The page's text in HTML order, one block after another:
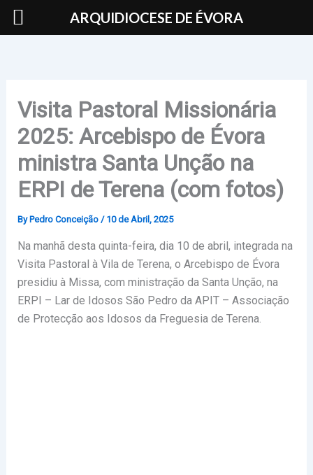
Skip
Visita Pastoral Missionária
2025: Arcebispo de Évora
ministra Santa Unção na
ERPI de Terena (com fotos)
By Pedro Conceição / 10 de Abril, 2025
Na manhã desta quinta-feira, dia 10 de abril, integrada na
Visita Pastoral à Vila de Terena, o Arcebispo de Évora
presidiu à Missa, com ministração da Santa Unção, na
ERPI – Lar de Idosos São Pedro da APIT – Associação
de Protecção aos Idosos da Freguesia de Terena.
ARQUIDIOCESE DE ÉVORA